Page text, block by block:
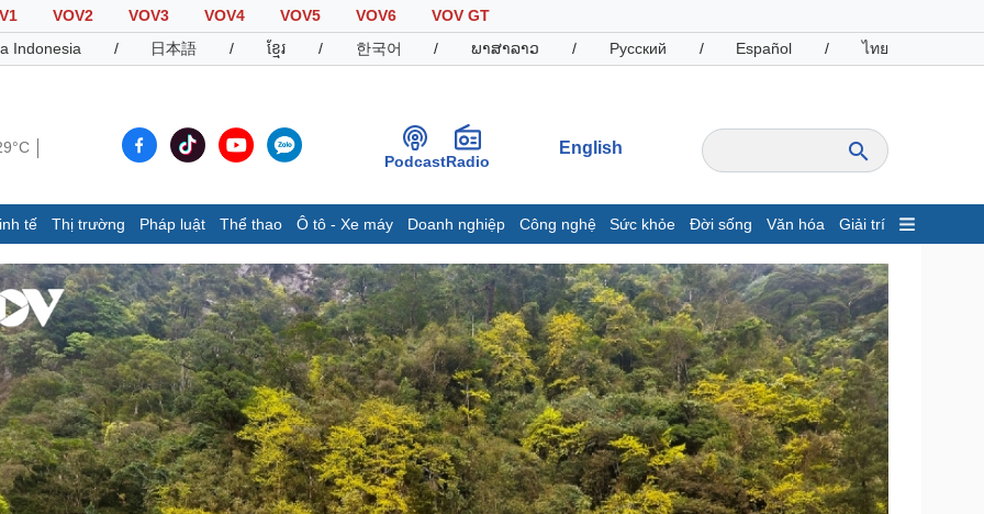
VOV2 VOV3 VOV4 VOV5 VOV6
VOV GT
Indonesia / 日本語 / ខ្មែរ / 한국어 / ພາສາລາວ / Русский / Español / ไทย
PodcastRadio
English
tế Thị trường Pháp luật Thể thao Ô tô - Xe máy Doanh nghiệp Công nghệ Sức khỏe Đời sống Văn hóa Giải trí
Thế giới
Quan sát
Cuộc sống đó đây
Hồ sơ
Multimedia
Video
Ảnh
E-Magazine
Infographic
Kinh tế
Bất động sản
Khởi nghiệp
Thị trường
Giá vàng
Tiêu dùng
Tỷ giá
Chứng khoán
Giá cà phê
Thể thao
Bóng đá
Lịch thi đấu bóng đá
Ô tô - Xe máy
Ô tô
Xe máy
Doanh nghiệp
Thông tin doanh nghiệp
Doanh nghiệp 24h
Công nghệ
Sành điệu
Tin Công nghệ